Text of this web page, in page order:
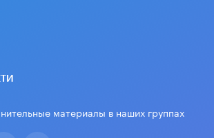
материалы в наших группах